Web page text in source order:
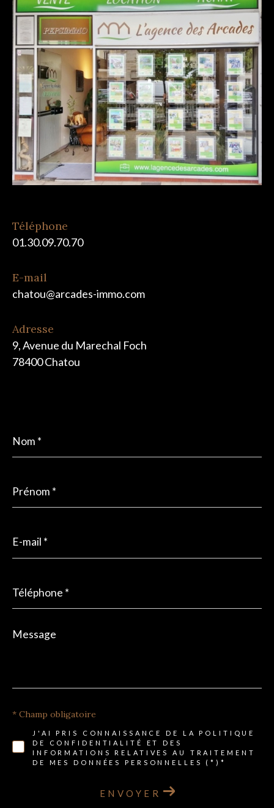
Téléphone
01.30.09.70.70
E-mail
chatou@arcades-immo.com
Adresse
9, Avenue du Marechal Foch
78400 Chatou
*
*
mail
*
*
Message
*
J'AI PRIS CONNAISSANCE DE LA POLITIQUE
DE CONFIDENTIALITÉ ET DES
INFORMATIONS RELATIVES AU TRAITEMENT
DE MES DONNÉES PERSONNELLES (*)*
* Champ obligatoire
ENVOYER